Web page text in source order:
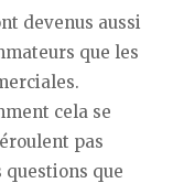
devenus aussi
que les
cela se
pas
que